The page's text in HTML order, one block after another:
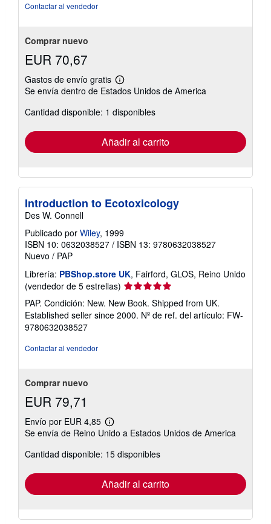
Contactar al vendedor
Comprar nuevo
EUR 70,67
Gastos de envío gratis
Más
información
las
tarifas
envío
Se envía dentro de Estados Unidos de America
Cantidad disponible: 1 disponibles
Añadir al carrito
Introduction to Ecotoxicology
Des W. Connell
Publicado por Wiley, 1999
ISBN 10: 0632038527 / ISBN 13: 9780632038527
Nuevo / PAP
Librería: PBShop.store UK, Fairford, GLOS, Reino Unido
(vendedor de 5 estrellas) Calificación
del
vendedor:
5
PAP. Condición: New. New Book. Shipped from UK.
Established seller since 2000. Nº de ref. del artículo: FW-
9780632038527
Contactar al vendedor
Comprar nuevo
EUR 79,71
Envío por EUR 4,85
Más
información
las
tarifas
envío
Se envía de Reino Unido a Estados Unidos de America
Cantidad disponible: 15 disponibles
Añadir al carrito